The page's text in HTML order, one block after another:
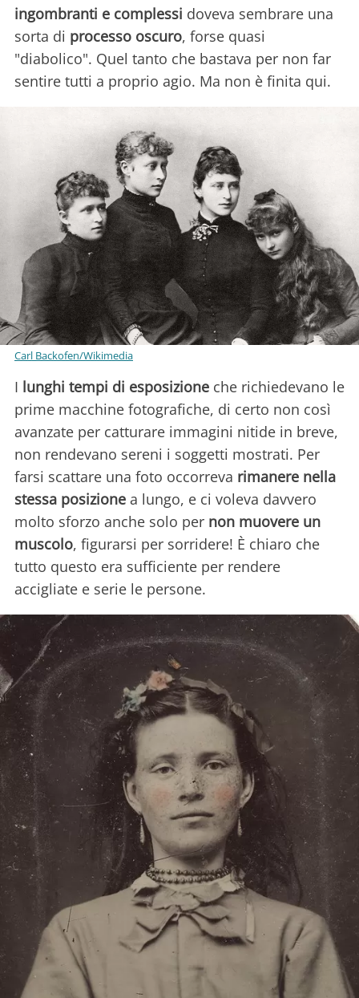
ingombranti e complessi doveva sembrare una
sorta di processo oscuro, forse quasi
"diabolico". Quel tanto che bastava per non far
sentire tutti a proprio agio. Ma non è finita qui.
Carl Backofen/Wikimedia
I lunghi tempi di esposizione che richiedevano le
prime macchine fotografiche, di certo non così
avanzate per catturare immagini nitide in breve,
non rendevano sereni i soggetti mostrati. Per
farsi scattare una foto occorreva rimanere nella
stessa posizione a lungo, e ci voleva davvero
molto sforzo anche solo per non muovere un
muscolo, figurarsi per sorridere! È chiaro che
tutto questo era sufficiente per rendere
accigliate e serie le persone.